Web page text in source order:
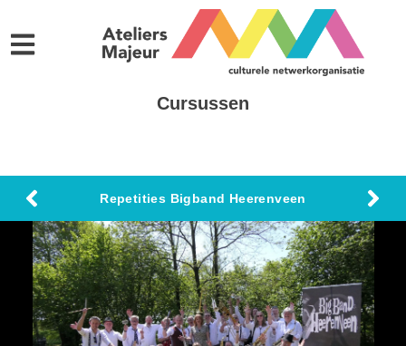
Cursussen
Repetities Bigband Heerenveen